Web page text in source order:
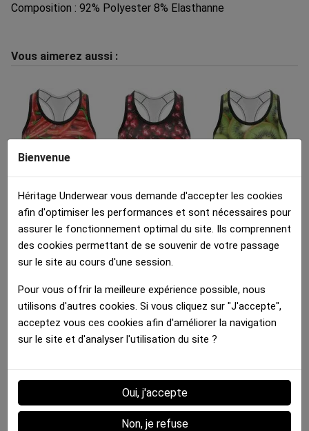
Composition : 92% Polyester 8% Elasthanne
Vous aimerez aussi :
35.00 € 35.00 € 35.00 €
Brassière Femme
MACARONS Multicolore...
35.00 €
Brassière Femme
CITRONVERT Vert Noir
35.00 €
FRAISES Rouge Vert
35.00 €
Bienvenue
Héritage Underwear vous demande d'accepter les cookies
afin d'optimiser les performances et sont nécessaires pour
assurer le fonctionnement optimal du site. Ils comprennent
des cookies permettant de se souvenir de votre passage
sur le site au cours d'une session.
Pour vous offrir la meilleure expérience possible, nous
utilisons d'autres cookies. Si vous cliquez sur "J'accepte",
acceptez vous ces cookies afin d'améliorer la navigation
sur le site et d'analyser l'utilisation du site ?
Oui, j'accepte
Non, je refuse